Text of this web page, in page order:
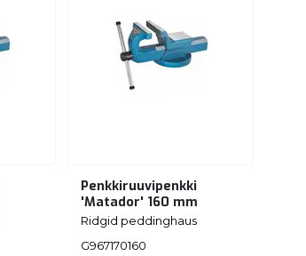
Penkkiruuvipenkki
'Matador' 160 mm
Ridgid peddinghaus
G967170160